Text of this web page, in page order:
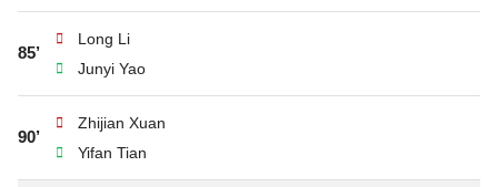
85’
Long Li
Junyi Yao
90’
Zhijian Xuan
Yifan Tian